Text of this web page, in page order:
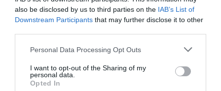
also be disclosed by us to third parties on the IAB’s List of
Downstream Participants that may further disclose it to other
Personal Data Processing Opt Outs
I want to opt-out of the Sharing of my
personal data.
Opted In
mira por dónde, aquí la propia normativa fiscal de la
misma ley nos aclara que «no existirá imputación de
renta inmobiliaria de los inmuebles que estén afectos a
desconocen el uso de los inmuebles propiedad de los
contribuyentes, pero nada más lejos de la realidad en lo